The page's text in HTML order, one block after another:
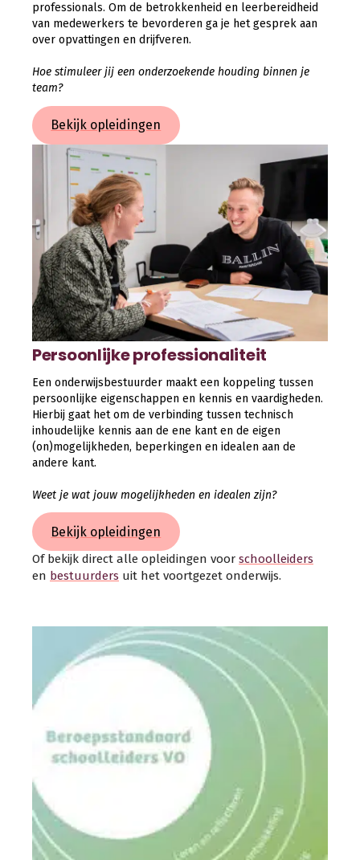
professionals. Om de betrokkenheid en leerbereidheid
van medewerkers te bevorderen ga je het gesprek aan
over opvattingen en drijfveren.
Hoe stimuleer jij een onderzoekende houding binnen je
team?
Bekijk opleidingen
Persoonlijke professionaliteit
Een onderwijsbestuurder maakt een koppeling tussen
persoonlijke eigenschappen en kennis en vaardigheden.
Hierbij gaat het om de verbinding tussen technisch
inhoudelijke kennis aan de ene kant en de eigen
(on)mogelijkheden, beperkingen en idealen aan de
andere kant.
Weet je wat jouw mogelijkheden en idealen zijn?
Bekijk opleidingen
Of bekijk direct alle opleidingen voor schoolleiders
en bestuurders uit het voortgezet onderwijs.